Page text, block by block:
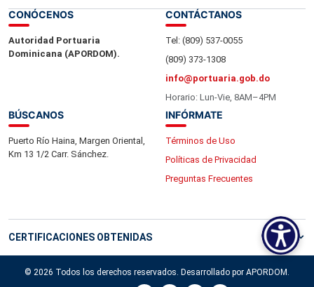
CONÓCENOS
Autoridad Portuaria
Dominicana (APORDOM).
CONTÁCTANOS
Tel: (809) 537-0055
(809) 373-1308
info@portuaria.gob.do
Horario: Lun-Vie, 8AM–4PM
BÚSCANOS
Puerto Río Haina, Margen Oriental,
Km 13 1/2 Carr. Sánchez.
INFÓRMATE
Términos de Uso
Políticas de Privacidad
Preguntas Frecuentes
CERTIFICACIONES OBTENIDAS
© 2026 Todos los derechos reservados. Desarrollado por APORDOM.